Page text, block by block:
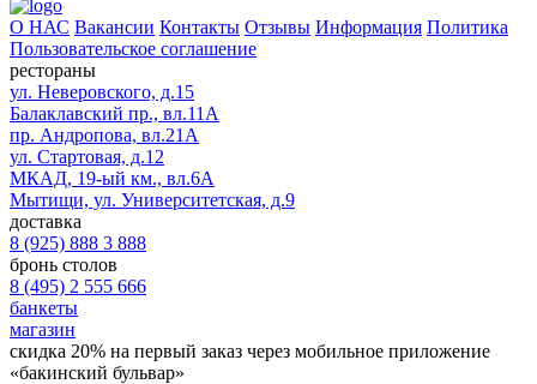
О НАС Вакансии Контакты Отзывы Информация Политика
Пользовательское соглашение
рестораны
ул. Неверовского, д.15
Балаклавский пр., вл.11А
пр. Андропова, вл.21А
ул. Стартовая, д.12
МКАД, 19-ый км., вл.6А
Мытищи, ул. Университетская, д.9
доставка
8 (925) 888 3 888
бронь столов
8 (495) 2 555 666
банкеты
магазин
скидка 20% на первый заказ через мобильное приложение
«бакинский бульвар»